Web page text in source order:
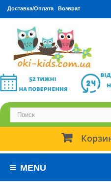
Доставка/Оплата Возврат
MENU